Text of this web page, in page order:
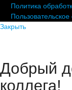
Политика
Закрыть
Добрый
коллега!